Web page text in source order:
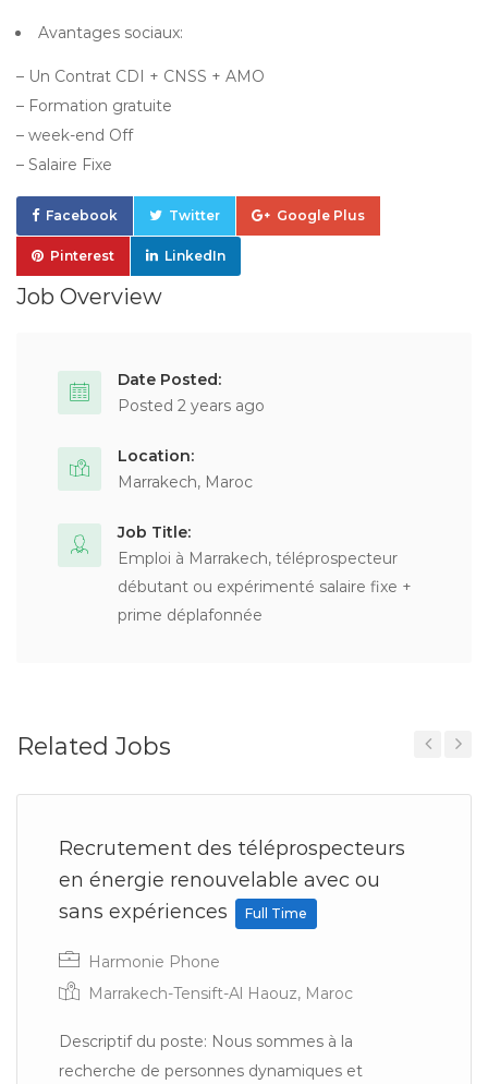
Avantages sociaux:
– Un Contrat CDI + CNSS + AMO
– Formation gratuite
– week-end Off
– Salaire Fixe
Facebook Twitter Google Plus
Pinterest LinkedIn
Job Overview
Date Posted:
Posted 2 years ago
Location:
Marrakech, Maroc
Job Title:
Emploi à Marrakech, téléprospecteur
débutant ou expérimenté salaire fixe +
prime déplafonnée
Related Jobs
Recrutement des téléprospecteurs
en énergie renouvelable avec ou
sans expériences
Full Time
Harmonie Phone
Marrakech-Tensift-Al Haouz, Maroc
Descriptif du poste: Nous sommes à la
recherche de personnes dynamiques et